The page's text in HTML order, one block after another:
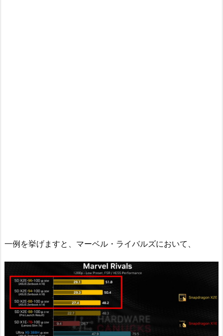
一例を挙げますと、マーベル・ライバルズにおいて、